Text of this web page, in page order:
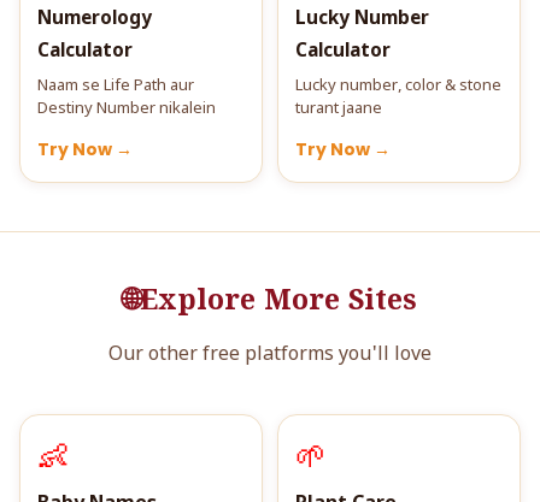
Numerology
Calculator
Naam se Life Path aur
Destiny Number nikalein
Try Now →
Lucky Number
Calculator
Lucky number, color & stone
turant jaane
Try Now →
🌐Explore More Sites
Our other free platforms you'll love
👶 🌱